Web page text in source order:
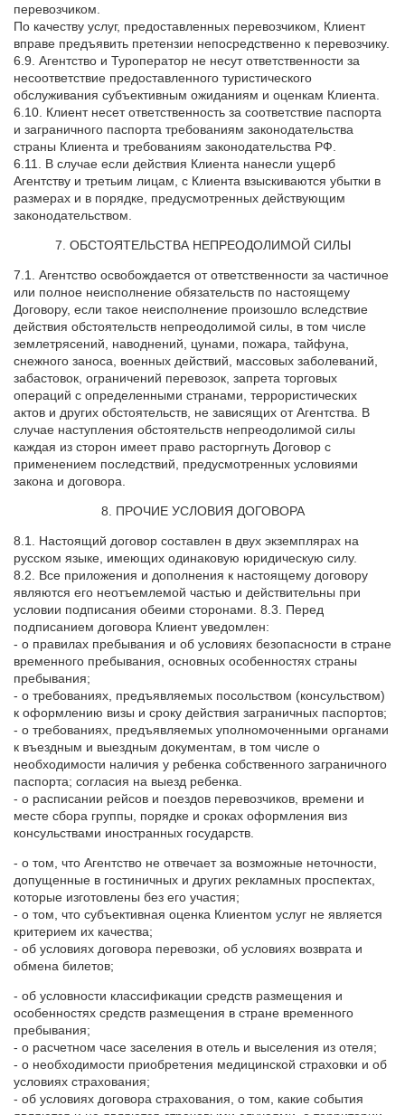
перевозчиком.
По качеству услуг, предоставленных перевозчиком, Клиент
вправе предъявить претензии непосредственно к перевозчику.
6.9. Агентство и Туроператор не несут ответственности за
несоответствие предоставленного туристического
обслуживания субъективным ожиданиям и оценкам Клиента.
6.10. Клиент несет ответственность за соответствие паспорта
и заграничного паспорта требованиям законодательства
страны Клиента и требованиям законодательства РФ.
6.11. В случае если действия Клиента нанесли ущерб
Агентству и третьим лицам, с Клиента взыскиваются убытки в
размерах и в порядке, предусмотренных действующим
законодательством.
7. ОБСТОЯТЕЛЬСТВА НЕПРЕОДОЛИМОЙ СИЛЫ
7.1. Агентство освобождается от ответственности за частичное
или полное неисполнение обязательств по настоящему
Договору, если такое неисполнение произошло вследствие
действия обстоятельств непреодолимой силы, в том числе
землетрясений, наводнений, цунами, пожара, тайфуна,
снежного заноса, военных действий, массовых заболеваний,
забастовок, ограничений перевозок, запрета торговых
операций с определенными странами, террористических
актов и других обстоятельств, не зависящих от Агентства. В
случае наступления обстоятельств непреодолимой силы
каждая из сторон имеет право расторгнуть Договор с
применением последствий, предусмотренных условиями
закона и договора.
8. ПРОЧИЕ УСЛОВИЯ ДОГОВОРА
8.1. Настоящий договор составлен в двух экземплярах на
русском языке, имеющих одинаковую юридическую силу.
8.2. Все приложения и дополнения к настоящему договору
являются его неотъемлемой частью и действительны при
условии подписания обеими сторонами. 8.3. Перед
подписанием договора Клиент уведомлен:
- о правилах пребывания и об условиях безопасности в стране
временного пребывания, основных особенностях страны
пребывания;
- о требованиях, предъявляемых посольством (консульством)
к оформлению визы и сроку действия заграничных паспортов;
- о требованиях, предъявляемых уполномоченными органами
к въездным и выездным документам, в том числе о
необходимости наличия у ребенка собственного заграничного
паспорта; согласия на выезд ребенка.
- о расписании рейсов и поездов перевозчиков, времени и
месте сбора группы, порядке и сроках оформления виз
консульствами иностранных государств.
- о том, что Агентство не отвечает за возможные неточности,
допущенные в гостиничных и других рекламных проспектах,
которые изготовлены без его участия;
- о том, что субъективная оценка Клиентом услуг не является
критерием их качества;
- об условиях договора перевозки, об условиях возврата и
обмена билетов;
- об условности классификации средств размещения и
особенностях средств размещения в стране временного
пребывания;
- о расчетном часе заселения в отель и выселения из отеля;
- о необходимости приобретения медицинской страховки и об
условиях страхования;
- об условиях договора страхования, о том, какие события